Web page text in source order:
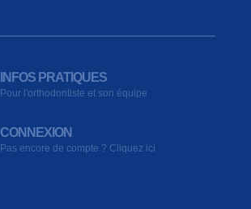
INFOS PRATIQUES
Pour l'orthodontiste et son équipe
CONNEXION
Pas encore de compte ? Cliquez ici